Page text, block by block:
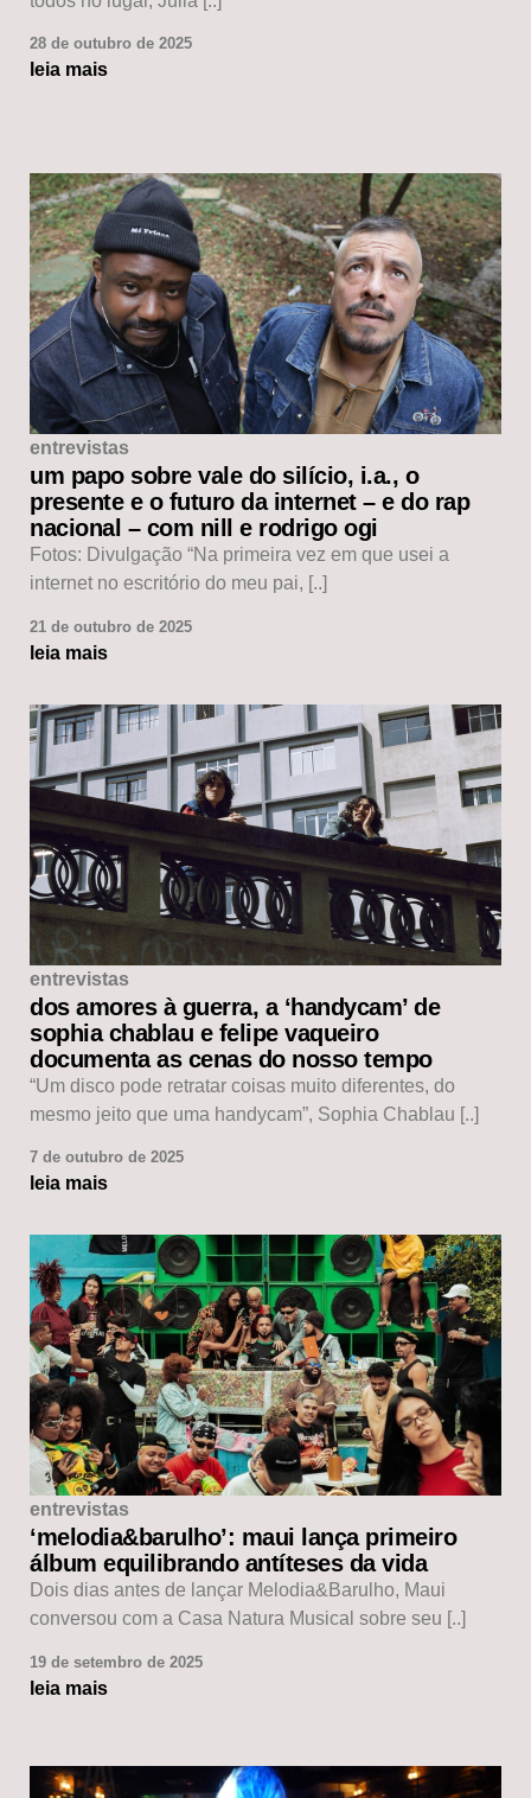
28 de outubro de 2025
leia mais
entrevistas
um papo sobre vale do silício, i.a., o
presente e o futuro da internet – e do rap
nacional – com nill e rodrigo ogi
Fotos: Divulgação “Na primeira vez em que usei a
internet no escritório do meu pai, [..]
21 de outubro de 2025
leia mais
entrevistas
dos amores à guerra, a ‘handycam’ de
sophia chablau e felipe vaqueiro
documenta as cenas do nosso tempo
“Um disco pode retratar coisas muito diferentes, do
mesmo jeito que uma handycam”, Sophia Chablau [..]
7 de outubro de 2025
leia mais
entrevistas
‘melodia&barulho’: maui lança primeiro
álbum equilibrando antíteses da vida
Dois dias antes de lançar Melodia&Barulho, Maui
conversou com a Casa Natura Musical sobre seu [..]
19 de setembro de 2025
leia mais